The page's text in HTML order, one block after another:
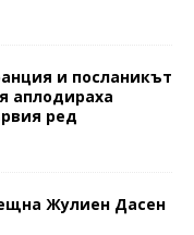
и посланикът
аплодираха
ред
Жулиен Дасен